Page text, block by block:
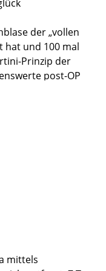
der „vollen
hat und 100 mal
Prinzip der
post-OP
durch
von Check-In
mit jeder
derer, vor allem
aktive und
mittels